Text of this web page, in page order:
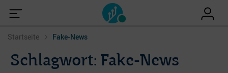
Startseite Fake-News
Schlagwort: Fake-News